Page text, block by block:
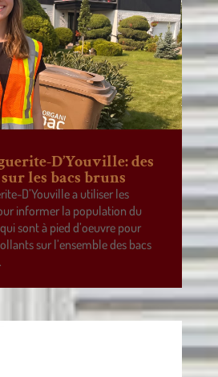
D’Youville: des
les bacs bruns
D’Youville a utiliser les
informer la population du
sont à pied d’oeuvre pour
sur l’ensemble des bacs